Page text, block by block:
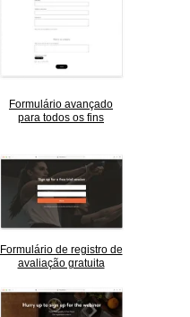
Formulário avançado
para todos os fins
Formulário de registro de
avaliação gratuita